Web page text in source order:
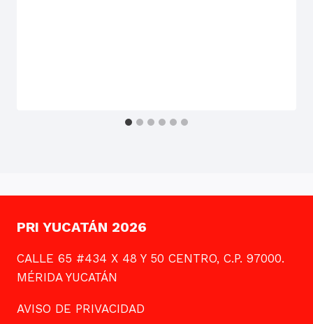
PRI YUCATÁN 2026
CALLE 65 #434 X 48 Y 50 CENTRO, C.P. 97000.
MÉRIDA YUCATÁN
AVISO DE PRIVACIDAD